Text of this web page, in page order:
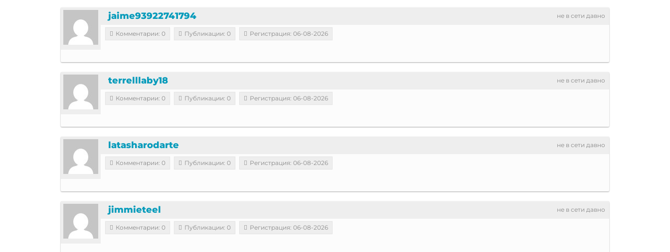
не в сети давно
jaime93922741794
Комментарии: 0 Публикации: 0 Регистрация: 06-08-2026
не в сети давно
terrelllaby18
Комментарии: 0 Публикации: 0 Регистрация: 06-08-2026
не в сети давно
latasharodarte
Комментарии: 0 Публикации: 0 Регистрация: 06-08-2026
не в сети давно
jimmieteel
Комментарии: 0 Публикации: 0 Регистрация: 06-08-2026